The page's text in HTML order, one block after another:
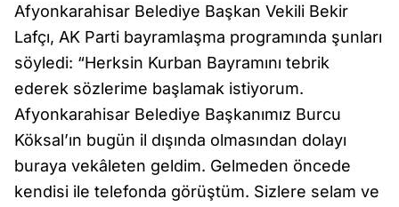
Afyonkarahisar Belediye Başkan Vekili Bekir
Lafçı, AK Parti bayramlaşma programında şunları
söyledi: “Herksin Kurban Bayramını tebrik
ederek sözlerime başlamak istiyorum.
Afyonkarahisar Belediye Başkanımız Burcu
Köksal’ın bugün il dışında olmasından dolayı
buraya vekâleten geldim. Gelmeden öncede
kendisi ile telefonda görüştüm. Sizlere selam ve